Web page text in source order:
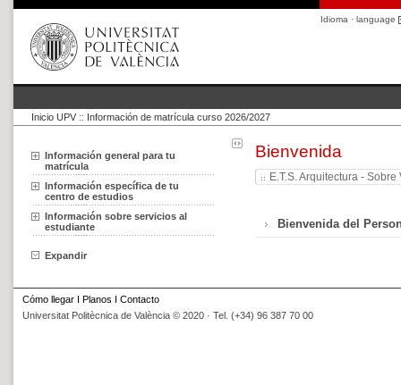
Idioma · language
Inicio UPV :: Información de matrícula curso 2026/2027
Información general para tu
matrícula
Información específica de tu
centro de estudios
Información sobre servicios al
estudiante
Expandir
Bienvenida
E.T.S. Arquitectura - Sobre
Bienvenida del
Cómo llegar I Planos I Contacto
Universitat Politècnica de València © 2020 · Tel. (+34) 96 387 70 00